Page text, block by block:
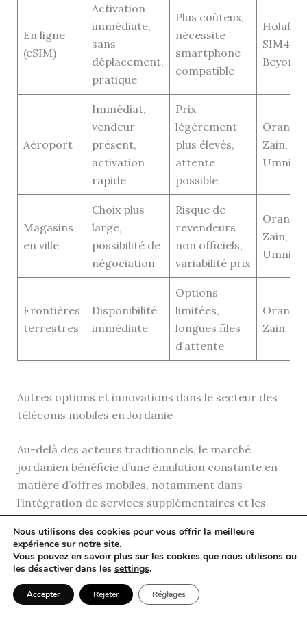
En ligne
(eSIM)
Activation
immédiate,
sans
déplacement,
pratique
Plus coûteux,
nécessite
smartphone
compatible
Holafly,
Beyonet
Aéroport
Immédiat,
vendeur
présent,
activation
rapide
Prix
légèrement
plus élevés,
attente
possible
Orange,
Zain,
Umniah
Magasins
en ville
Choix plus
large,
possibilité de
négociation
Risque de
revendeurs
non officiels,
variabilité prix
Orange,
Zain,
Umniah
Frontières
terrestres
Disponibilité
immédiate
Options
limitées,
longues files
d’attente
Orange,
Zain
Autres options et innovations dans le secteur des
télécoms mobiles en Jordanie
Au-delà des acteurs traditionnels, le marché
jordanien bénéficie d’une émulation constante en
matière d’offres mobiles, notamment dans
l’intégration de services supplémentaires et les
usages transfrontaliers. On observe une influx
d’opérateurs alternatifs et de fournisseurs
internationaux qui ouvrent la voie à plus d’options
et de flexibilité.
Le rôle croissant des opérateurs internationaux et
Nous utilisons des cookies pour vous offrir la meilleure
expérience sur notre site.
Vous pouvez en savoir plus sur les cookies que nous utilisons ou
les désactiver dans les settings.
Accepter Rejeter Réglages